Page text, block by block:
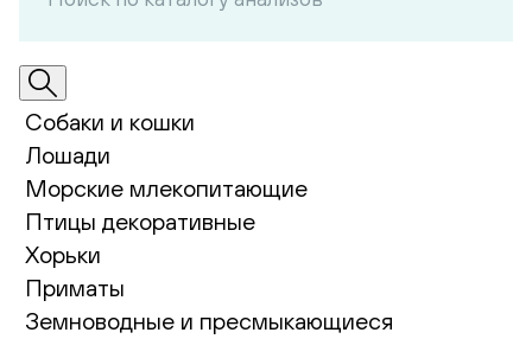
Собаки и кошки
Лошади
Морские млекопитающие
Птицы декоративные
Хорьки
Приматы
Земноводные и пресмыкающиеся